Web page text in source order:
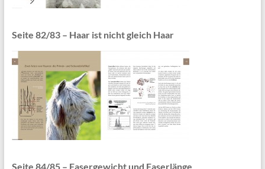
Seite 82/83 – Haar ist nicht gleich Haar
Seite 84/85 – Fasergewicht und Faserlänge